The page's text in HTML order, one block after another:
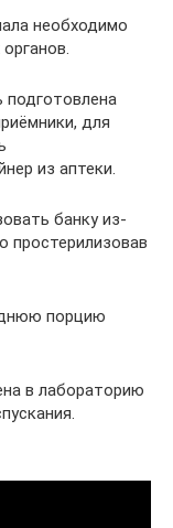
необходимо
для
из аптеки.
банку из-
простерилизовав
порцию
в лабораторию